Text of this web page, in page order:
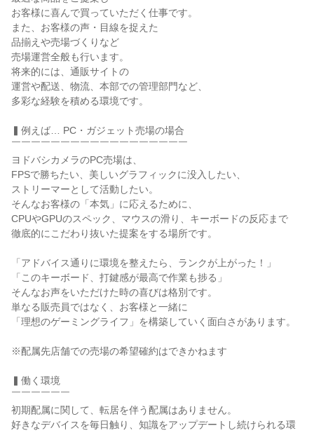
お客様に喜んで買っていただく仕事です。
また、お客様の声・目線を捉えた
品揃えや売場づくりなど
売場運営全般も行います。
将来的には、通販サイトの
運営や配送、物流、本部での管理部門など、
多彩な経験を積める環境です。
▍例えば… PC・ガジェット売場の場合
￣￣￣￣￣￣￣￣￣￣￣￣￣￣￣￣￣￣
ヨドバシカメラのPC売場は、
FPSで勝ちたい、美しいグラフィックに没入したい、
ストリーマーとして活動したい。
そんなお客様の「本気」に応えるために、
CPUやGPUのスペック、マウスの滑り、キーボードの反応まで
徹底的にこだわり抜いた提案をする場所です。
「アドバイス通りに環境を整えたら、ランクが上がった！」
「このキーボード、打鍵感が最高で作業も捗る」
そんなお声をいただけた時の喜びは格別です。
単なる販売員ではなく、お客様と一緒に
「理想のゲーミングライフ」を構築していく面白さがあります。
※配属先店舗での売場の希望確約はできかねます
▍働く環境
￣￣￣￣￣￣
初期配属に関して、転居を伴う配属はありません。
好きなデバイスを毎日触り、知識をアップデートし続けられる環